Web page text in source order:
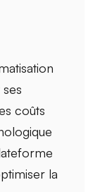
coûts
la